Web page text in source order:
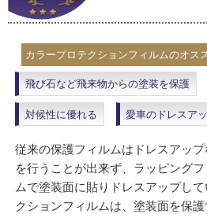
カラープロテクションフィルムのオス
飛び石など飛来物からの塗装を保護
対候性に優れる 愛車のドレスア
従来の保護フィルムはドレスアッ
を行うことが出来ず、ラッピング
ムで塗装面に貼りドレスアップし
クションフィルムは、塗装面を保